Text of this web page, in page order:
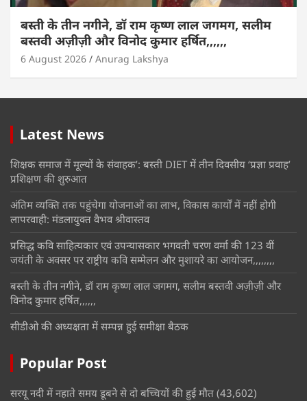
बस्ती के तीन नगीने, डॉ राम कृष्ण लाल जगमग, सलीम
बस्तवी अज़ीज़ी और विनोद कुमार हर्षित,,,,,,
6 August 2026 Anurag Lakshya
Latest News
शिक्षक समाज में मूल्यों के संवाहक’: बस्ती DIET में तीन दिवसीय ‘प्रज्ञा प्रवाह’
प्रशिक्षण की शुरुआत
अंतिम व्यक्ति तक पहुंचेगा योजनाओं का लाभ, विकास कार्यों में नहीं होगी
लापरवाही: मंडलायुक्त वैभव श्रीवास्तव
प्रसिद्ध कवि साहित्यकार एवं उपन्यासकार भगवती चरण वर्मा की 123 वीं
जयंती के अवसर पर राष्ट्रीय कवि सम्मेलन और मुशायरे का आयोजन,,,,,,,,
बस्ती के तीन नगीने, डॉ राम कृष्ण लाल जगमग, सलीम बस्तवी अज़ीज़ी और
विनोद कुमार हर्षित,,,,,,
सीडीओ की अध्यक्षता में सम्पन्न हुई समीक्षा बैठक
Popular Post
सरयू नदी में नहाते समय डूबने से दो बच्चियों की हुई मौत (43,602)